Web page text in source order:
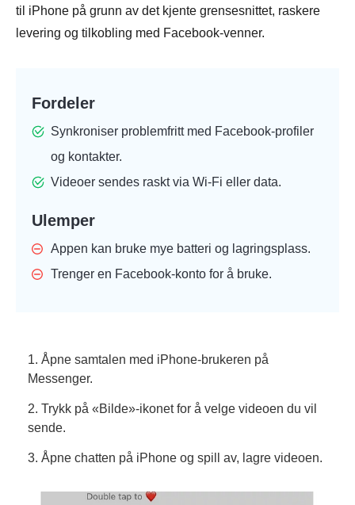
til iPhone på grunn av det kjente grensesnittet, raskere
levering og tilkobling med Facebook-venner.
Fordeler
Synkroniser problemfritt med Facebook-profiler
og kontakter.
Videoer sendes raskt via Wi-Fi eller data.
Ulemper
Appen kan bruke mye batteri og lagringsplass.
Trenger en Facebook-konto for å bruke.
1. Åpne samtalen med iPhone-brukeren på
Messenger.
2. Trykk på «Bilde»-ikonet for å velge videoen du vil
sende.
3. Åpne chatten på iPhone og spill av, lagre videoen.